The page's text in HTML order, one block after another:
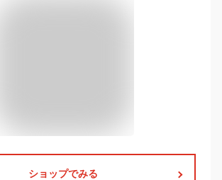
ショップでみる